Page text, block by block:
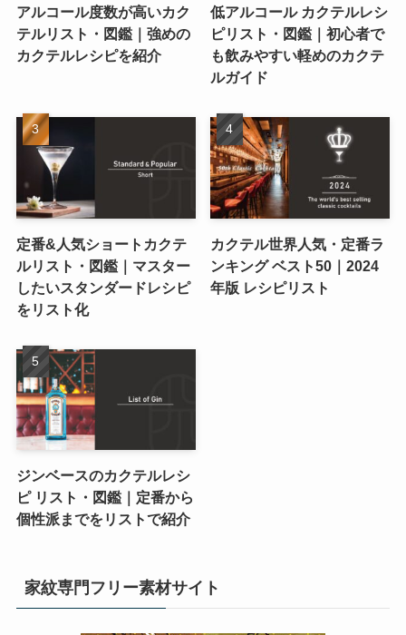
アルコール度数が高いカク
テルリスト・図鑑｜強めの
カクテルレシピを紹介
低アルコール カクテルレシ
ピリスト・図鑑｜初心者で
も飲みやすい軽めのカクテ
ルガイド
定番&人気ショートカクテ
ルリスト・図鑑｜マスター
したいスタンダードレシピ
をリスト化
カクテル世界人気・定番ラ
ンキング ベスト50｜2024
年版 レシピリスト
ジンベースのカクテルレシ
ピ リスト・図鑑｜定番から
個性派までをリストで紹介
家紋専門フリー素材サイト